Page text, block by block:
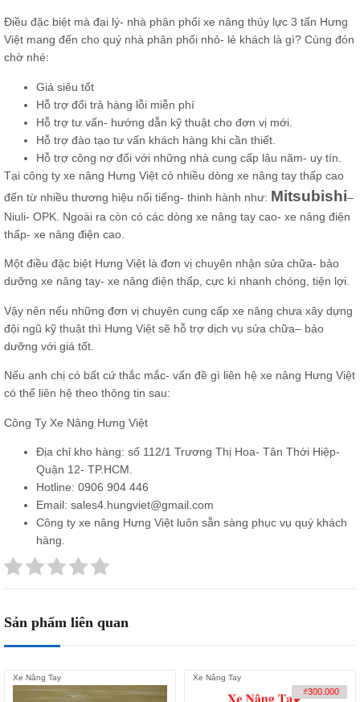
Điều đặc biệt mà đại lý- nhà phân phối xe nâng thủy lực 3 tấn Hưng
Việt mang đến cho quý nhà phân phối nhỏ- lẻ khách là gì? Cùng đón
chờ nhé:
Giá siêu tốt
Hỗ trợ đổi trả hàng lỗi miễn phí
Hỗ trợ tư vấn- hướng dẫn kỹ thuật cho đơn vị mới.
Hỗ trợ đào tạo tư vấn khách hàng khi cần thiết.
Hỗ trợ công nợ đối với những nhà cung cấp lâu năm- uy tín.
Tại công ty xe nâng Hưng Việt có nhiều dòng xe nâng tay thấp cao
đến từ nhiều thương hiệu nổi tiếng- thinh hành như: Mitsubishi–
Niuli- OPK. Ngoài ra còn có các dòng xe nâng tay cao- xe nâng điện
thấp- xe nâng điện cao.
Một điều đặc biệt Hưng Việt là đơn vị chuyên nhận sửa chữa- bảo
dưỡng xe nâng tay- xe nâng điện thấp, cực kì nhanh chóng, tiện lợi.
Vậy nên nếu những đơn vị chuyên cung cấp xe nâng chưa xây dựng
đội ngũ kỹ thuật thì Hưng Việt sẽ hỗ trợ dịch vụ sửa chữa– bảo
dưỡng với giá tốt.
Nếu anh chị có bất cứ thắc mắc- vấn đề gì liên hệ xe nâng Hưng Việt
có thể liên hệ theo thông tin sau:
Công Ty Xe Nâng Hưng Việt
Địa chỉ kho hàng: số 112/1 Trương Thị Hoa- Tân Thới Hiệp-
Quận 12- TP.HCM.
Hotline: 0906 904 446
Email: sales4.hungviet@gmail.com
Công ty xe nâng Hưng Việt luôn sẵn sàng phục vụ quý khách
hàng.
Sản phẩm liên quan
Xe Nâng Tay Xe Nâng Tay
-₫300.000